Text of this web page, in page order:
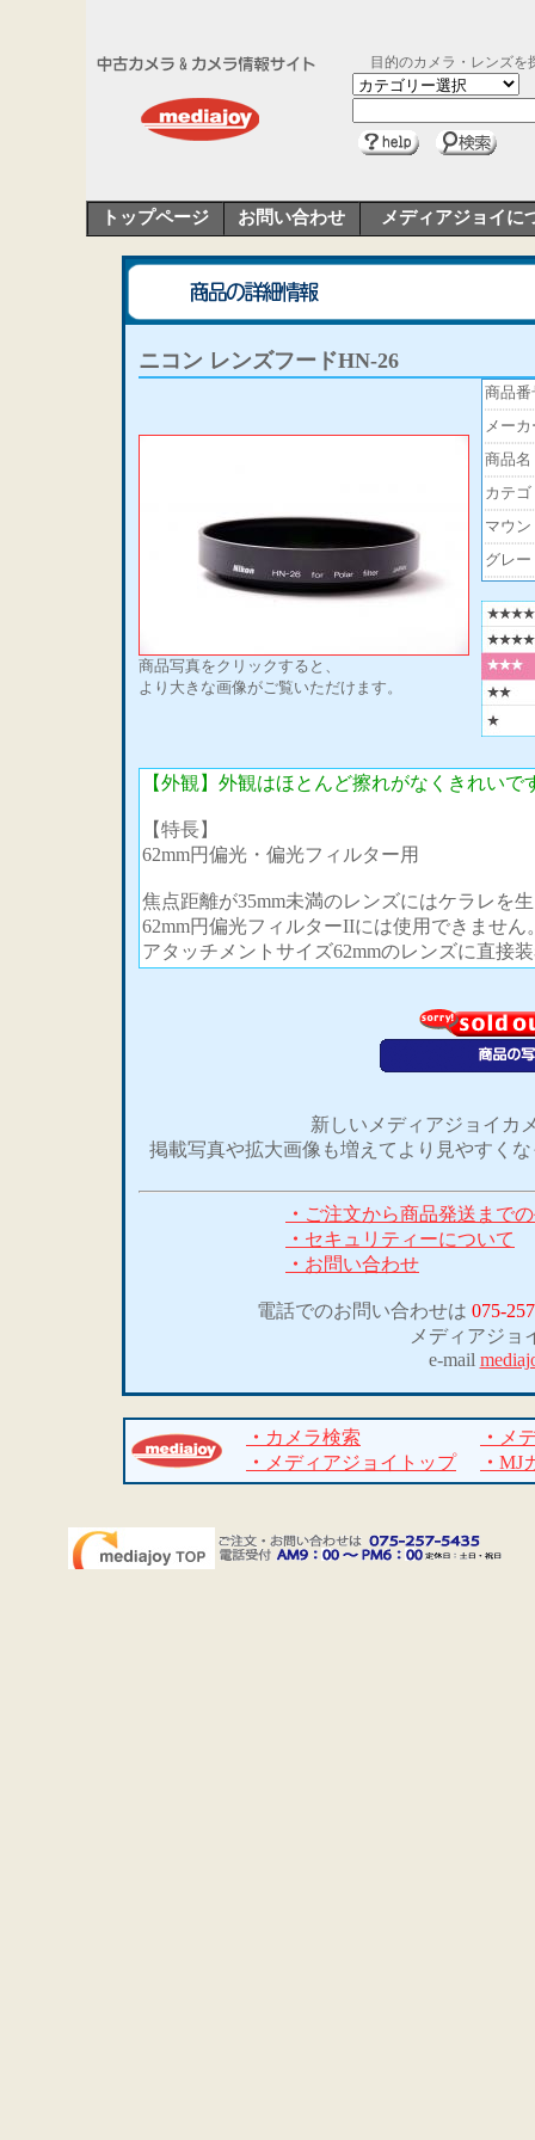
目的のカメラ・レンズを
トップページ お問い合わせ メディアジョイに
ニコン レンズフードHN-26
商品写真をクリックすると、
より大きな画像がご覧いただけます。
商品番
メーカ
商品名
カテゴ
マウ
グレー
【外観】外観はほとんど擦れがなくきれいで
【特長】
62mm円偏光・偏光フィルター用
焦点距離が35mm未満のレンズにはケラレを
62mm円偏光フィルターIIには使用できません
アタッチメントサイズ62mmのレンズに直接
新しいメディアジョイカ
掲載写真や拡大画像も増えてより見やすく
・ ご注文から商品発送まで
・ セキュリティーについて
・ お問い合わせ
電話でのお問い合わせは 075-
メディアジョ
e-mail
・ カメラ検索 ・ メ
・ メディアジョイトップ ・ MJ